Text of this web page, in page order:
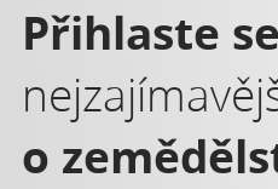
Kácení stromů na vlastním pozemku
Přihlaste
o